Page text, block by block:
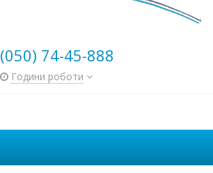
(050) 74-45-888
Години роботи